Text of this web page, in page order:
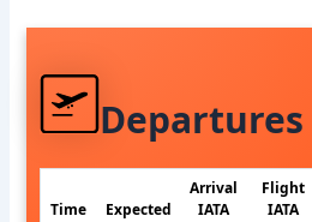
Departures
Time Expected
Arrival
IATA
Flight
IATA